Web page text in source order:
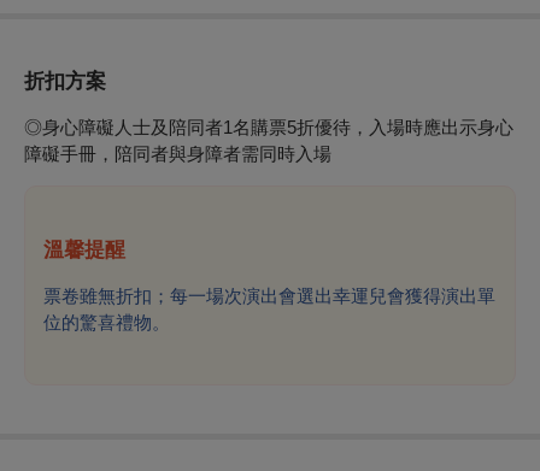
折扣方案
◎身心障礙人士及陪同者1名購票5折優待，入場時應出示身心
障礙手冊，陪同者與身障者需同時入場
溫馨提醒
票卷雖無折扣；每一場次演出會選出幸運兒會獲得演出單
位的驚喜禮物。